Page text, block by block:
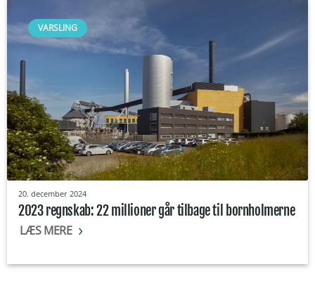
VARSLING
20. december 2024
2023 regnskab: 22 millioner går tilbage til bornholmerne
LÆS MERE